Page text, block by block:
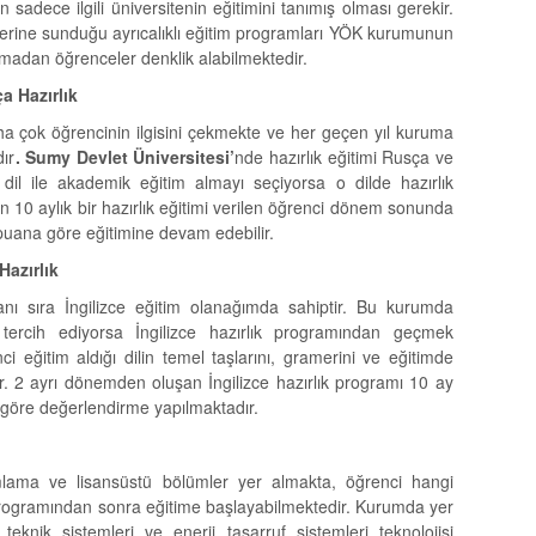
sadece ilgili üniversitenin eğitimini tanımış olması gerekir.
sunduğu ayrıcalıklı eğitim programları YÖK kurumunun
öğrenceler denklik alabilmektedir.
Hazırlık
çok öğrencinin ilgisini çekmekte ve her geçen yıl kuruma
. Sumy Devlet Üniversitesi’nde hazırlık eğitimi Rusça ve
ile akademik eğitim almayı seçiyorsa o dilde hazırlık
aylık bir hazırlık eğitimi verilen öğrenci dönem sonunda
göre eğitimine devam edebilir.
sıra İngilizce eğitim olanağımda sahiptir. Bu kurumda
ediyorsa İngilizce hazırlık programından geçmek
eğitim aldığı dilin temel taşlarını, gramerini ve eğitimde
ayrı dönemden oluşan İngilizce hazırlık programı 10 ay
değerlendirme yapılmaktadır.
ve lisansüstü bölümler yer almakta, öğrenci hangi
sonra eğitime başlayabilmektedir. Kurumda yer